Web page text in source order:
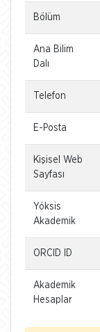
Bölüm
Ana Bilim
Dalı
Telefon
E-Posta
Kişisel Web
Sayfası
Yöksis
Akademik
ORCID ID
Akademik
Hesaplar